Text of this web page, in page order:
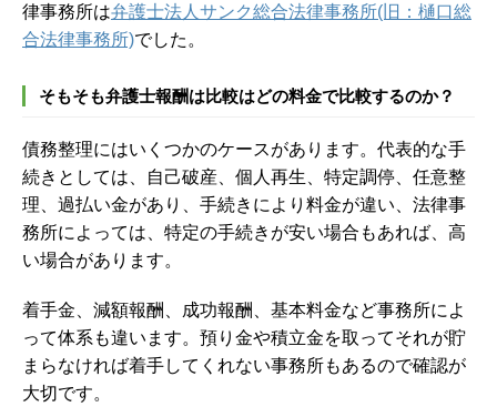
律事務所は弁護士法人サンク総合法律事務所(旧：樋口総
合法律事務所)でした。
そもそも弁護士報酬は比較はどの料金で比較するのか？
債務整理にはいくつかのケースがあります。代表的な手
続きとしては、自己破産、個人再生、特定調停、任意整
理、過払い金があり、手続きにより料金が違い、法律事
務所によっては、特定の手続きが安い場合もあれば、高
い場合があります。
着手金、減額報酬、成功報酬、基本料金など事務所によ
って体系も違います。預り金や積立金を取ってそれが貯
まらなければ着手してくれない事務所もあるので確認が
大切です。